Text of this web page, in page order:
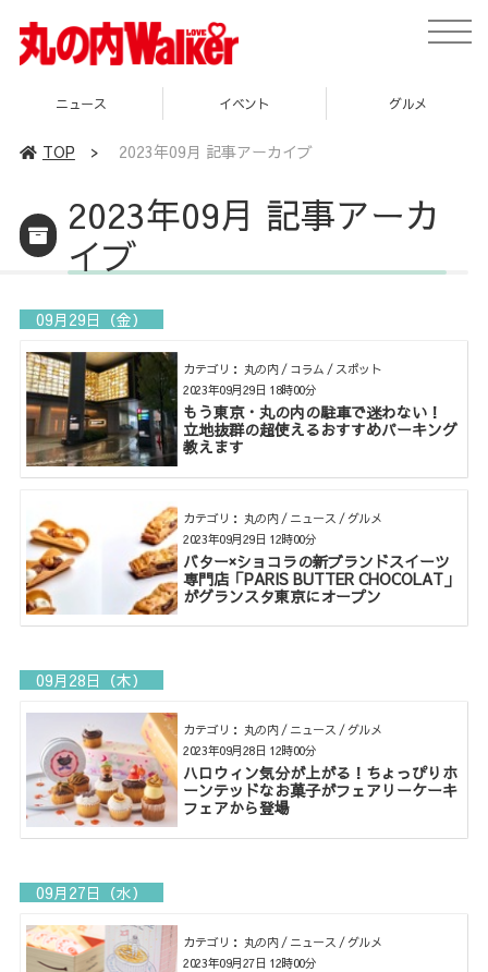
toggle
イベント グルメ スポット
TOP > 2023年09月 記事アーカイブ
2023年09月 記事アーカ
イブ
09月29日（金）
カテゴリ： 丸の内 / コラム / スポット
もう東京・丸の内の駐車で迷わない！
立地抜群の超使えるおすすめパーキング
教えます
2023年09月29日 18時00分
カテゴリ： 丸の内 / ニュース / グルメ
バター×ショコラの新ブランドスイーツ
専門店「PARIS BUTTER CHOCOLAT」
がグランスタ東京にオープン
2023年09月29日 12時00分
09月28日（木）
カテゴリ： 丸の内 / ニュース / グルメ
ハロウィン気分が上がる！ちょっぴりホ
ーンテッドなお菓子がフェアリーケーキ
フェアから登場
2023年09月28日 12時00分
09月27日（水）
カテゴリ： 丸の内 / ニュース / グルメ
2023年09月27日 12時00分